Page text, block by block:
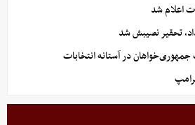
اعلام شد
تحقیر نصیبش شد
در آستانه انتخابات